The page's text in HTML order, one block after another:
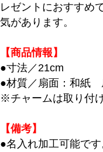
レゼントにおすすめ
気があります。
【商品情報】
●寸法／21cm
●材質／扇面：和紙
※チャームは取り付
【備考】
●名入れ加工可能です